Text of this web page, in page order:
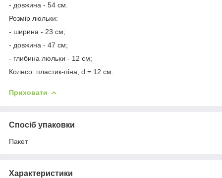
- довжина - 54 см.
Розмір люльки:
- ширина - 23 см;
- довжина - 47 см;
- глибина люльки - 12 см;
Колесо: пластик-піна, d = 12 см.
Приховати
Спосіб упаковки
Пакет
Характеристики